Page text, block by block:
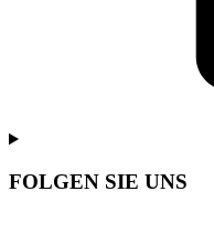
FOLGEN SIE UNS